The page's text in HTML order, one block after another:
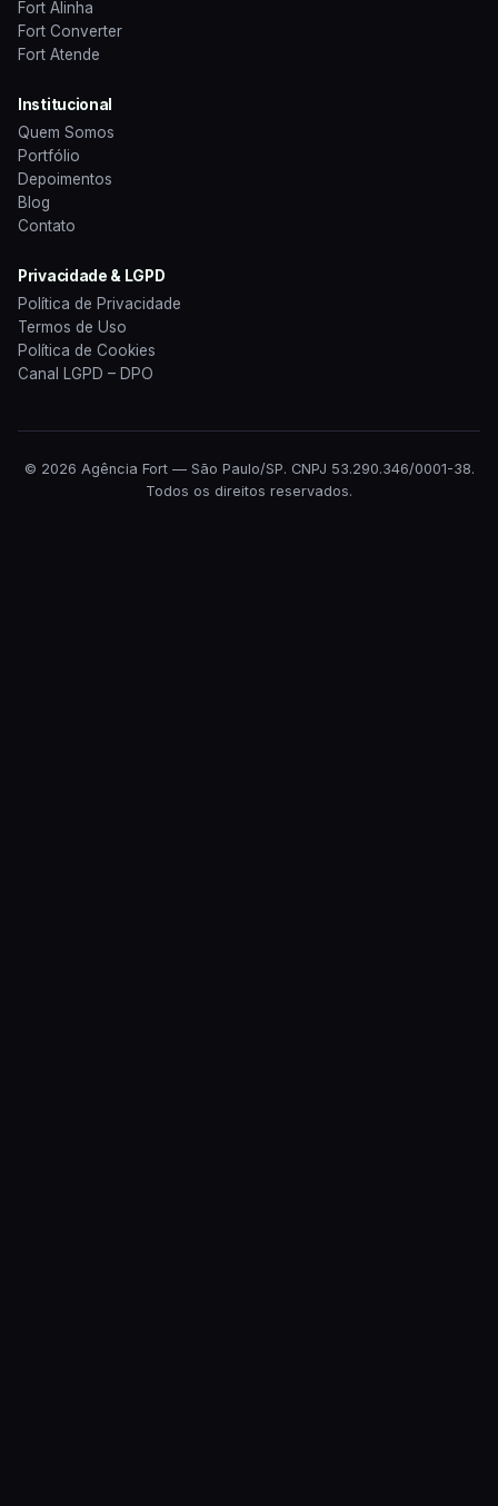
Fort Alinha
Fort Converter
Fort Atende
Institucional
Quem Somos
Portfólio
Depoimentos
Blog
Contato
Privacidade & LGPD
Política de Privacidade
Termos de Uso
Política de Cookies
Canal LGPD – DPO
© 2026 Agência Fort — São Paulo/SP. CNPJ 53.290.346/0001-38.
Todos os direitos reservados.